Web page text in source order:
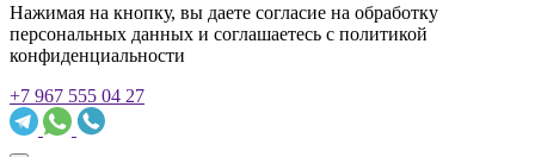
Нажимая на кнопку, вы даете согласие на обработку
персональных данных и соглашаетесь c политикой
конфиденциальности
+7 967 555 04 27